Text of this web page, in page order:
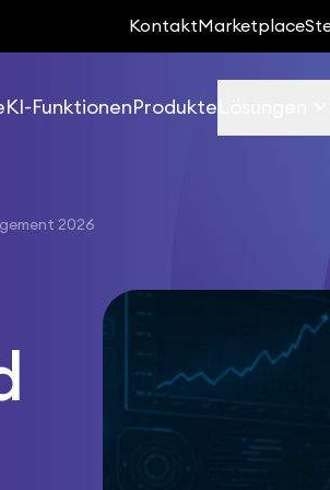
Kontakt Marketplace
KI-Funktionen Produkte
2026